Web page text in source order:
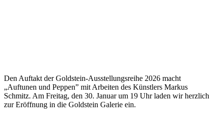
Den Auftakt der Goldstein-Ausstellungsreihe 2026 macht
„Auftunen und Peppen” mit Arbeiten des Künstlers Markus
Schmitz. Am Freitag, den 30. Januar um 19 Uhr laden wir herzlich
zur Eröffnung in die Goldstein Galerie ein.